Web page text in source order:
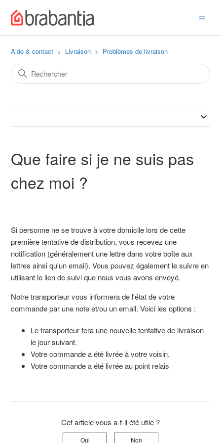
Aide & contact Livraison Problèmes de livraison
Que faire si je ne suis pas
chez moi ?
Si personne ne se trouve à votre domicile lors de cette
première tentative de distribution, vous recevez une
notification (généralement une lettre dans votre boîte aux
lettres ainsi qu'un email). Vous pouvez également le suivre en
utilisant le lien de suivi que nous vous avons envoyé.
Notre transporteur vous informera de l'état de votre
commande par une note et/ou un email. Voici les options :
Le transporteur fera une nouvelle tentative de livraison
le jour suivant.
Votre commande a été livrée à votre voisin.
Votre commande a été livrée au point relais
Cet article vous a-t-il été utile ?
Oui Non